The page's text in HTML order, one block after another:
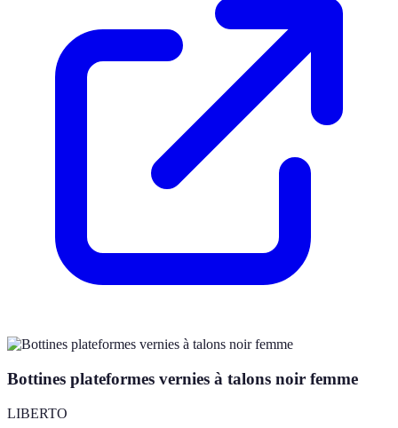
Bottines plateformes vernies à talons noir femme
LIBERTO